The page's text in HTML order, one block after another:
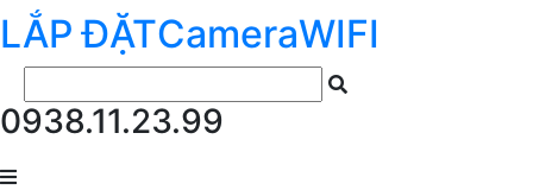
LẮP ĐẶTCameraWIFI
0938.11.23.99